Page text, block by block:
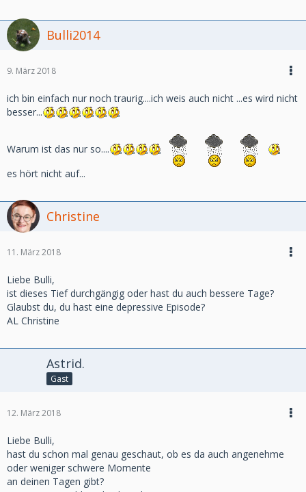
Bulli2014
9. März 2018
ich bin einfach nur noch traurig....ich weis auch nicht ...es wird nicht
besser...
Warum ist das nur so....
es hört nicht auf...
Christine
11. März 2018
Liebe Bulli,
ist dieses Tief durchgängig oder hast du auch bessere Tage?
Glaubst du, du hast eine depressive Episode?
AL Christine
Astrid.
Gast
12. März 2018
Liebe Bulli,
hast du schon mal genau geschaut, ob es da auch angenehme
oder weniger schwere Momente
an deinen Tagen gibt?